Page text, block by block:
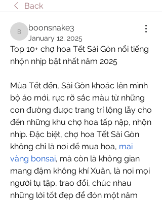
Back
boonsnake3
boonsnake3
January 12, 2025
Top 10+ chợ hoa Tết Sài Gòn nổi tiếng
nhộn nhịp bật nhất năm 2025
Mùa Tết đến, Sài Gòn khoác lên mình
bộ áo mới, rực rỡ sắc màu từ những
con đường được trang trí lộng lẫy cho
đến những khu chợ hoa tấp nập, nhộn
nhịp. Đặc biệt, chợ hoa Tết Sài Gòn
không chỉ là nơi để mua hoa, mai
vàng bonsai, mà còn là không gian
mang đậm không khí Xuân, là nơi mọi
người tụ tập, trao đổi, chúc nhau
những lời tốt đẹp để đón một năm